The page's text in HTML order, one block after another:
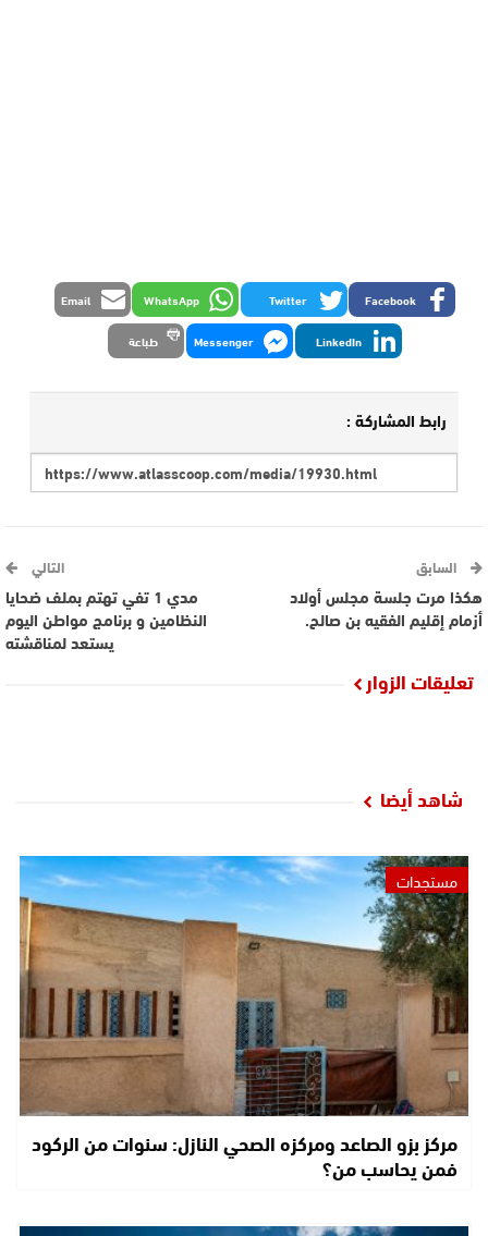
Facebook
Twitter
WhatsApp
Email
LinkedIn
Messenger طباعة
رابط المشاركة :
السابق
هكذا مرت جلسة مجلس أولاد
أزمام إقليم الفقيه بن صالح.
التالي
مدي 1 تفي تهتم بملف ضحايا
النظامين و برنامج مواطن اليوم
يستعد لمناقشته
تعليقات الزوار
شاهد أيضا
مستجدات
مركز بزو الصاعد ومركزه الصحي النازل: سنوات من الركود
فمن يحاسب من؟